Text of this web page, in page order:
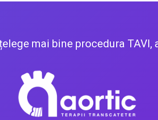
mai bine procedura TAVI,